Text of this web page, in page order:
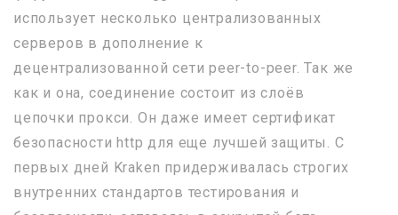
использует несколько централизованных
серверов в дополнение к
децентрализованной сети peer-to-peer. Так же
как и она, соединение состоит из слоёв
цепочки прокси. Он даже имеет сертификат
безопасности http для еще лучшей защиты. С
первых дней Kraken придерживалась строгих
внутренних стандартов тестирования и